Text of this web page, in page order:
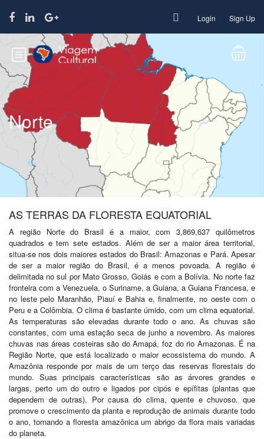
Login Sign Up
Norte
AS TERRAS DA FLORESTA EQUATORIAL
A região Norte do Brasil é a maior, com 3,869,637 quilômetros
quadrados e tem sete estados. Além de ser a maior área territorial,
situa-se nos dois maiores estados do Brasil: Amazonas e Pará. Apesar
de ser a maior região do Brasil, é a menos povoada. A região é
delimitada no sul por Mato Grosso, Goiás e com a Bolívia. No norte faz
fronteira com a Venezuela, o Suriname, a Guiana, a Guiana Francesa, e
no leste pelo Maranhão, Piauí e Bahia e, finalmente, no oeste com o
Peru e a Colômbia. O clima é bastante úmido, com um clima equatorial.
As temperaturas são elevadas durante todo o ano. As chuvas são
constantes, com uma estação seca de junho a novembro. As maiores
chuvas nas áreas costeiras são do Amapá, foz do rio Amazonas. É na
Região Norte, que está localizado o maior ecossistema do mundo. A
Amazônia responde por mais de um terço das reservas florestais do
mundo. Suas principais características são as árvores grandes e
largas, perto um do outro e ligados por cipós e epífitas (plantas que
dependem de outras). Por causa do clima, quente e chuvoso, que
promove o crescimento da planta e reprodução de animais durante todo
o ano, tornando a floresta amazônica um abrigo da flora mais variadas
do planeta.